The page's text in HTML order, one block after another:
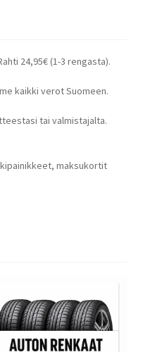
24,95€ (1-3 rengasta).
kaikki verot Suomeen.
tai valmistajalta.
maksukortit